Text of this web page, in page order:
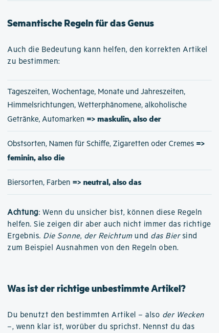
Semantische Regeln für das Genus
Auch die Bedeutung kann helfen, den korrekten Artikel
zu bestimmen:
Tageszeiten, Wochentage, Monate und Jahreszeiten,
Himmelsrichtungen, Wetterphänomene, alkoholische
Getränke, Automarken => maskulin, also der
Obstsorten, Namen für Schiffe, Zigaretten oder Cremes =>
feminin, also die
Biersorten, Farben => neutral, also das
Achtung: Wenn du unsicher bist, können diese Regeln
helfen. Sie zeigen dir aber auch nicht immer das richtige
Ergebnis. Die Sonne, der Reichtumund das Biersind
zum Beispiel Ausnahmen von den Regeln oben.
Was ist der richtige unbestimmte Artikel?
Du benutzt den bestimmten Artikel – also der Wecken
–, wenn klar ist, worüber du sprichst. Nennst du das